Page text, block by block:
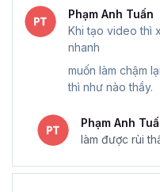
Phạm Anh Tuấn
Khi tạo video thì
nhanh
muốn làm chậm
thì như nào thầy.
Phạm Anh
làm được rùi